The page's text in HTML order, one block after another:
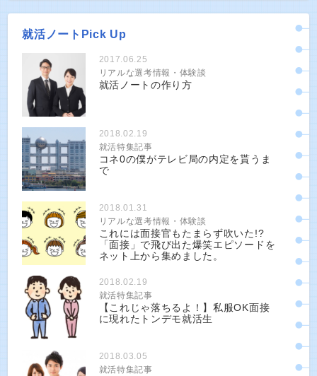
就活ノートPick Up
2017.06.25
リアルな選考情報・体験談
就活ノートの作り方
2018.02.19
就活特集記事
コネ0の僕がテレビ局の内定を貰うま
で
2018.01.31
リアルな選考情報・体験談
これには面接官もたまらず吹いた!?
「面接」で飛び出た爆笑エピソードを
ネット上から集めました。
2018.02.19
就活特集記事
【これじゃ落ちるよ！】私服OK面接
に現れたトンデモ就活生
2018.03.05
就活特集記事